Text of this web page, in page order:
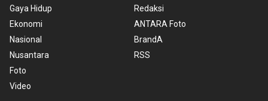
Gaya Hidup
Ekonomi
Nasional
Nusantara
Foto
Video
Redaksi
ANTARA Foto
BrandA
RSS